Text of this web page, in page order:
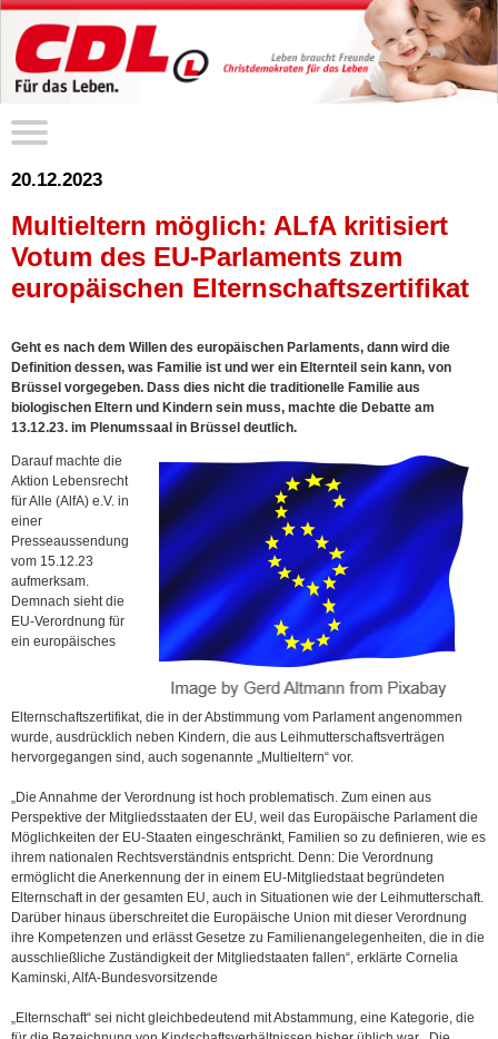
20.12.2023
Multieltern möglich: ALfA kritisiert
Votum des EU-Parlaments zum
europäischen Elternschaftszertifikat
Geht es nach dem Willen des europäischen Parlaments, dann wird die
Definition dessen, was Familie ist und wer ein Elternteil sein kann, von
Brüssel vorgegeben. Dass dies nicht die traditionelle Familie aus
biologischen Eltern und Kindern sein muss, machte die Debatte am
13.12.23. im Plenumssaal in Brüssel deutlich.
Darauf machte die
Aktion Lebensrecht
für Alle (AlfA) e.V. in
einer
Presseaussendung
vom 15.12.23
aufmerksam.
Demnach sieht die
EU-Verordnung für
ein europäisches
Elternschaftszertifikat, die in der Abstimmung vom Parlament angenommen
wurde, ausdrücklich neben Kindern, die aus Leihmutterschaftsverträgen
hervorgegangen sind, auch sogenannte „Multieltern“ vor.
„Die Annahme der Verordnung ist hoch problematisch. Zum einen aus
Perspektive der Mitgliedsstaaten der EU, weil das Europäische Parlament die
Möglichkeiten der EU-Staaten eingeschränkt, Familien so zu definieren, wie es
ihrem nationalen Rechtsverständnis entspricht. Denn: Die Verordnung
ermöglicht die Anerkennung der in einem EU-Mitgliedstaat begründeten
Elternschaft in der gesamten EU, auch in Situationen wie der Leihmutterschaft.
Darüber hinaus überschreitet die Europäische Union mit dieser Verordnung
ihre Kompetenzen und erlässt Gesetze zu Familienangelegenheiten, die in die
ausschließliche Zuständigkeit der Mitgliedstaaten fallen“, erklärte Cornelia
Kaminski, AlfA-Bundesvorsitzende
„Elternschaft“ sei nicht gleichbedeutend mit Abstammung, eine Kategorie, die